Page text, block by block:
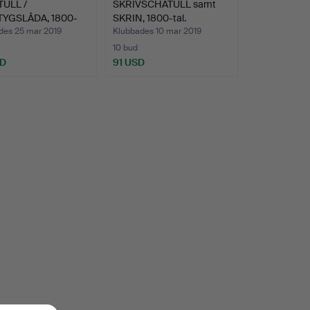
/
1800-
25 mar 2019
SKRIVSCHATULL samt
SKRIN, 1800-tal.
Klubbades 10 mar 2019
10 bud
91 USD